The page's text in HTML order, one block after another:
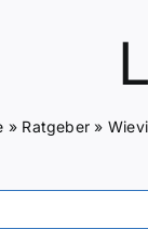
» Ratgeber »